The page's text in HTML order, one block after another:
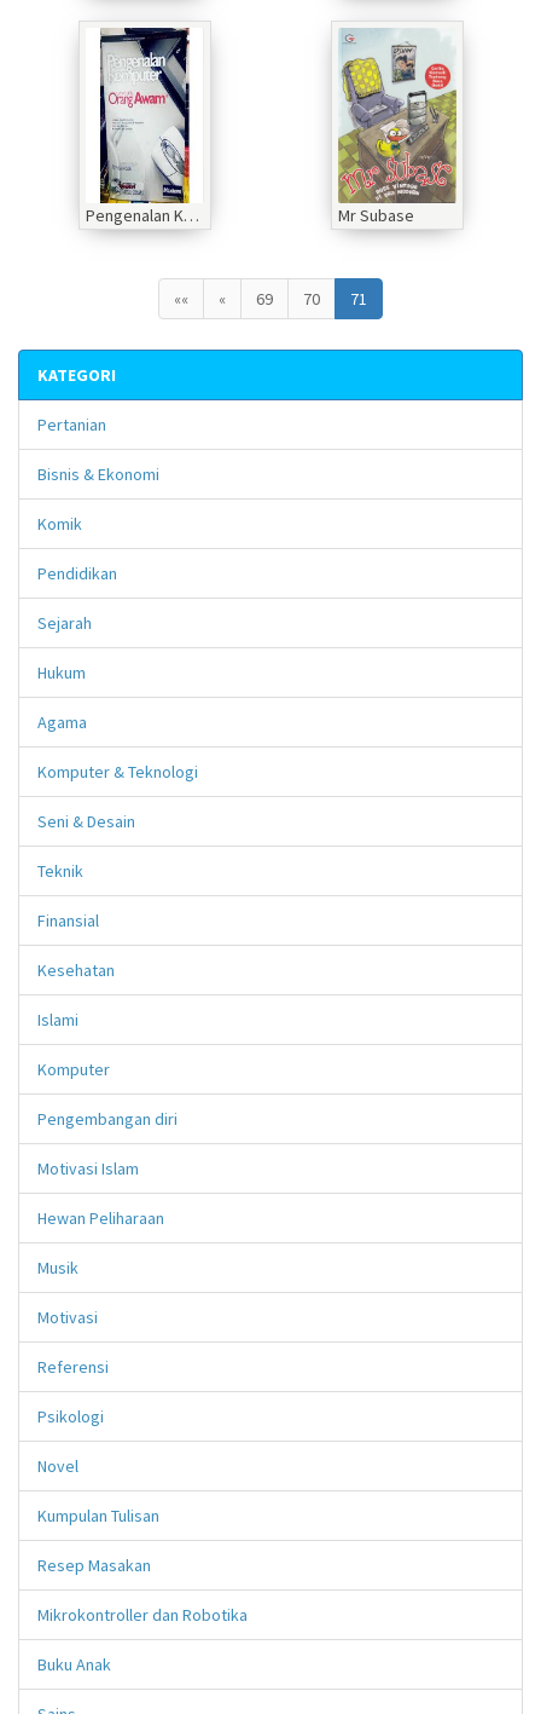
Pengenalan Komputer untuk Orang Awam Mr Subase
«« « 69 70 71
KATEGORI
Pertanian
Bisnis & Ekonomi
Komik
Pendidikan
Sejarah
Hukum
Agama
Komputer & Teknologi
Seni & Desain
Teknik
Finansial
Kesehatan
Islami
Komputer
Pengembangan diri
Motivasi Islam
Hewan Peliharaan
Musik
Motivasi
Referensi
Psikologi
Novel
Kumpulan Tulisan
Resep Masakan
Mikrokontroller dan Robotika
Buku Anak